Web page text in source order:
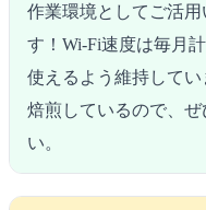
作業環境としてご活
す！Wi-Fi速度は毎月
使えるよう維持して
焙煎しているので、
い。